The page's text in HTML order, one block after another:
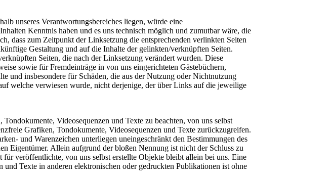
unseres Verantwortungsbereiches liegen, würde eine
Kenntnis haben und es uns technisch möglich und zumutbar wäre, die
dass zum Zeitpunkt der Linksetzung die entsprechenden verlinkten Seiten
Gestaltung und auf die Inhalte der gelinkten/verknüpften Seiten.
Seiten, die nach der Linksetzung verändert wurden. Diese
sowie für Fremdeinträge in von uns eingerichteten Gästebüchern,
und insbesondere für Schäden, die aus der Nutzung oder Nichtnutzung
welche verwiesen wurde, nicht derjenige, der über Links auf die jeweilige
Videosequenzen und Texte zu beachten, von uns selbst
Grafiken, Tondokumente, Videosequenzen und Texte zurückzugreifen.
und Warenzeichen unterliegen uneingeschränkt den Bestimmungen des
Eigentümer. Allein aufgrund der bloßen Nennung ist nicht der Schluss zu
veröffentlichte, von uns selbst erstellte Objekte bleibt allein bei uns. Eine
Texte in anderen elektronischen oder gedruckten Publikationen ist ohne